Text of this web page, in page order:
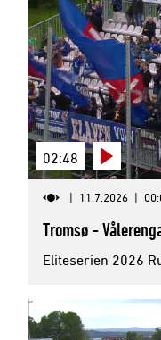
02:48
| 11.7.2026 |
Tromsø -
Eliteserien 2026